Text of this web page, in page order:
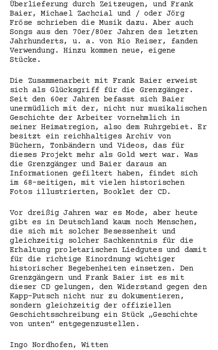
Überlieferung durch Zeitzeugen, und Frank
Baier, Michael Zachcial und / oder Jörg
Fröse schrieben die Musik dazu. Aber auch
Songs aus den 70er/80er Jahren des letzten
Jahrhunderts, u. a. von Rio Reiser, fanden
Verwendung. Hinzu kommen neue, eigene
Stücke.
Die Zusammenarbeit mit Frank Baier erweist
sich als Glücksgriff für die Grenzgänger.
Seit den 60er Jahren befasst sich Baier
unermüdlich mit der, nicht nur musikalischen
Geschichte der Arbeiter vornehmlich in
seiner Heimatregion, also dem Ruhrgebiet. Er
besitzt ein reichhaltiges Archiv von
Büchern, Tonbändern und Videos, das für
dieses Projekt mehr als Gold wert war. Was
die Grenzgänger und Baier daraus an
Informationen gefiltert haben, findet sich
im 68-seitigen, mit vielen historischen
Fotos illustrierten, Booklet der CD.
Vor dreißig Jahren war es Mode, aber heute
gibt es in Deutschland kaum noch Menschen,
die sich mit solcher Besessenheit und
gleichzeitig solcher Sachkenntnis für die
Erhaltung proletarischen Liedgutes und damit
für die richtige Einordnung wichtiger
historischer Begebenheiten einsetzen. Den
Grenzgängern und Frank Baier ist es mit
dieser CD gelungen, den Widerstand gegen den
Kapp-Putsch nicht nur zu dokumentieren,
sondern gleichzeitig der offiziellen
Geschichtsschreibung ein Stück „Geschichte
von unten“ entgegenzustellen.
Ingo Nordhofen, Witten